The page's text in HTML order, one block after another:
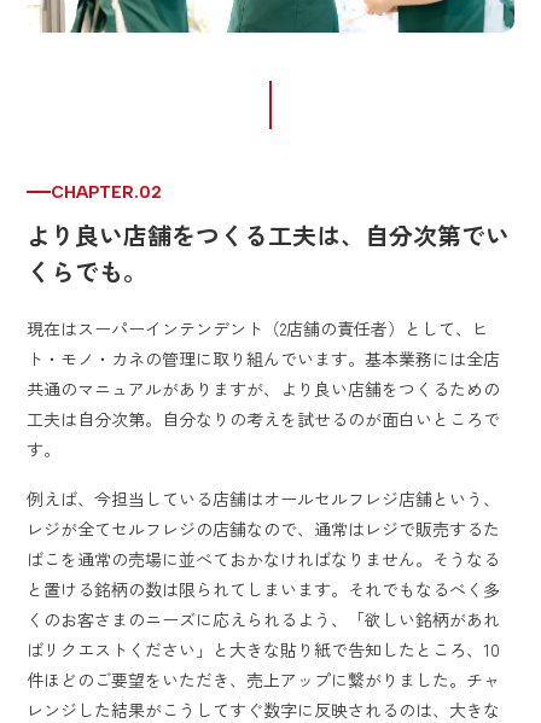
CHAPTER.02
より良い店舗をつくる工夫は、自分次第でい
くらでも。
現在はスーパーインテンデント（2店舗の責任者）として、ヒ
ト・モノ・カネの管理に取り組んでいます。基本業務には全店
共通のマニュアルがありますが、より良い店舗をつくるための
工夫は自分次第。自分なりの考えを試せるのが面白いところで
す。
例えば、今担当している店舗はオールセルフレジ店舗という、
レジが全てセルフレジの店舗なので、通常はレジで販売するた
ばこを通常の売場に並べておかなければなりません。そうなる
と置ける銘柄の数は限られてしまいます。それでもなるべく多
くのお客さまのニーズに応えられるよう、「欲しい銘柄があれ
ばリクエストください」と大きな貼り紙で告知したところ、10
件ほどのご要望をいただき、売上アップに繋がりました。チャ
レンジした結果がこうしてすぐ数字に反映されるのは、大きな